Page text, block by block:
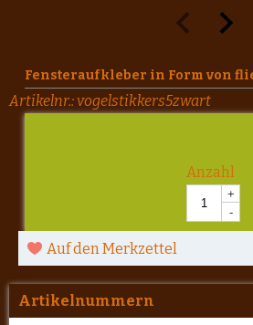
Fensteraufkleber in Form von
Artikelnr.:vogelstikkers5zwart
Anzahl
+
-
Auf den Merkzettel
Artikelnummern